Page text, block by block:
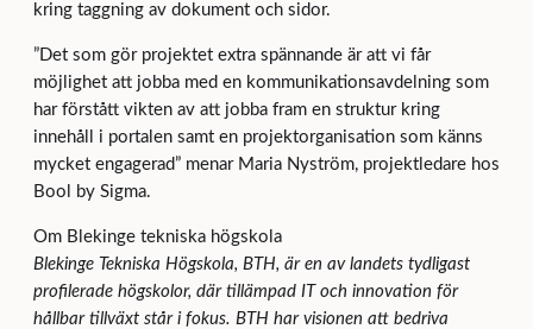
kring taggning av dokument och sidor.
”Det som gör projektet extra spännande är att vi får
möjlighet att jobba med en kommunikationsavdelning som
har förstått vikten av att jobba fram en struktur kring
innehåll i portalen samt en projektorganisation som känns
mycket engagerad” menar Maria Nyström, projektledare hos
Bool by Sigma.
Om Blekinge tekniska högskola
Blekinge Tekniska Högskola, BTH, är en av landets tydligast
profilerade högskolor, där tillämpad IT och innovation för
hållbar tillväxt står i fokus. BTH har visionen att bedriva